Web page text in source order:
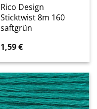
Rico Design
Sticktwist 8m 160
saftgrün
1,59€